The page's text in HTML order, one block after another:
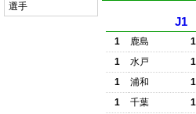
選手
J1
1 鹿島 1
1
水戸 1
1
浦和 1
1
千葉 1